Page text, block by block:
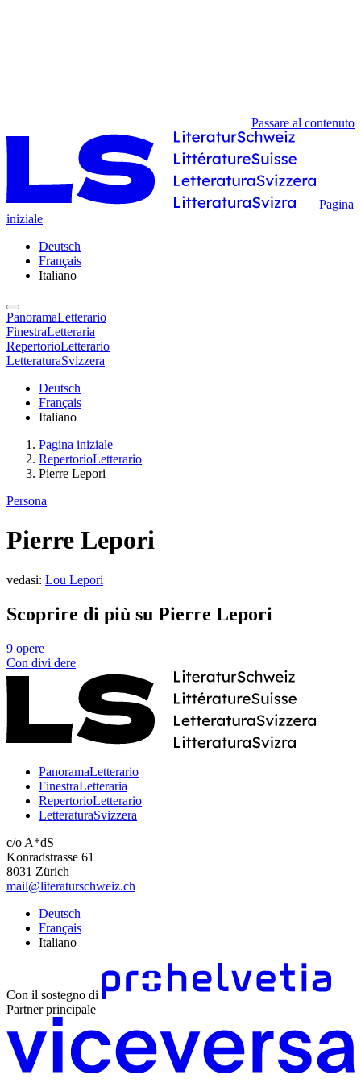
Passare al contenuto
Pagina
iniziale
Deutsch
Français
Italiano
PanoramaLetterario
FinestraLetteraria
RepertorioLetterario
LetteraturaSvizzera
Deutsch
Français
Italiano
Pagina iniziale
RepertorioLetterario
Pierre Lepori
Persona
Pierre Lepori
vedasi: Lou Lepori
Scoprire di più su Pierre Lepori
9 opere
Con divi dere
PanoramaLetterario
FinestraLetteraria
RepertorioLetterario
LetteraturaSvizzera
c/o A*dS
Konradstrasse 61
8031 Zürich
mail@literaturschweiz.ch
Deutsch
Français
Italiano
Con il sostegno di
Partner principale